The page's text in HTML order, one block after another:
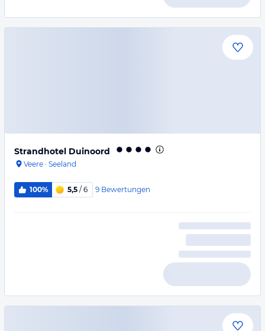
Strandhotel Duinoord
Veere · Seeland
100% 5,5 / 6 9 Bewertungen